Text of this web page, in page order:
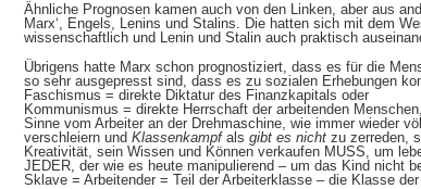
Ähnliche Prognosen kamen auch von den Linken, aber aus
Marx‘, Engels, Lenins und Stalins. Die hatten sich mit dem
wissenschaftlich und Lenin und Stalin auch praktisch
Übrigens hatte Marx schon prognostiziert, dass es für die
so sehr ausgepresst sind, dass es zu sozialen Erhebungen
Faschismus = direkte Diktatur des Finanzkapitals oder
Kommunismus = direkte Herrschaft der arbeitenden
Sinne vom Arbeiter an der Drehmaschine, wie immer wieder
verschleiern und Klassenkampfals gibt es nicht zu zerreden,
Kreativität, sein Wissen und Können verkaufen MUSS, um
JEDER, der wie es heute manipulierend – um das Kind nicht
Sklave = Arbeitender = Teil der Arbeiterklasse – die Klasse der